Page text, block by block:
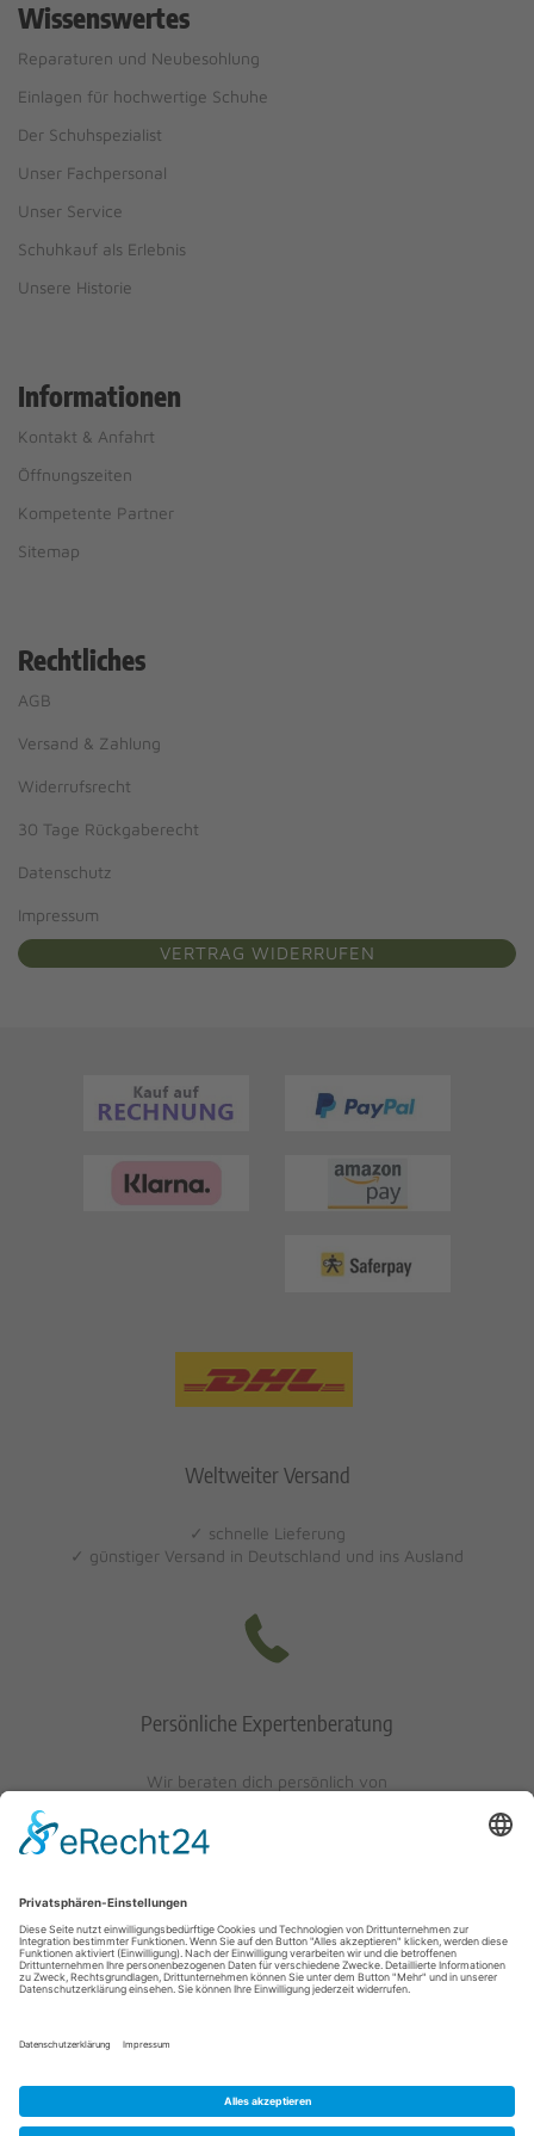
Wissenswertes
Reparaturen und Neubesohlung
Einlagen für hochwertige Schuhe
Der Schuhspezialist
Unser Fachpersonal
Unser Service
Schuhkauf als Erlebnis
Unsere Historie
Informationen
Kontakt & Anfahrt
Öffnungszeiten
Kompetente Partner
Sitemap
Rechtliches
AGB
Versand & Zahlung
Widerrufsrecht
30 Tage Rückgaberecht
Datenschutz
Impressum
VERTRAG WIDERRUFEN
Weltweiter Versand
✓ schnelle Lieferung
✓ günstiger Versand in Deutschland und ins Ausland
Persönliche Expertenberatung
Wir beraten dich persönlich von
0621/405401-10